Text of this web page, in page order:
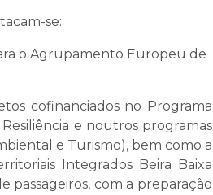
se:
o Agrupamento Europeu de
cofinanciados no Programa
e noutros programas
e Turismo), bem como a
Integrados Beira Baixa
passageiros, com a preparação